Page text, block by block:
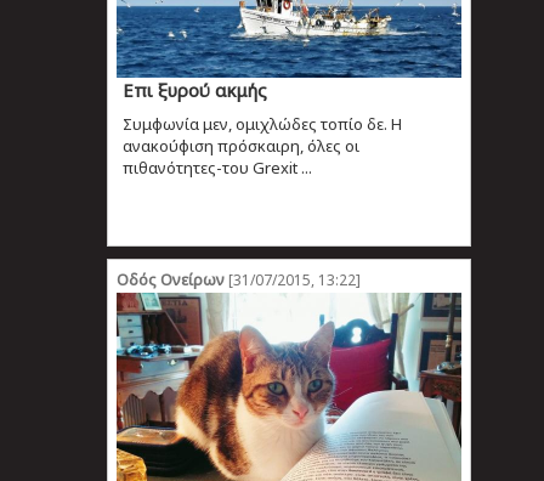
Επι ξυρού ακμής
Συμφωνία μεν, ομιχλώδες τοπίο δε. Η
ανακούφιση πρόσκαιρη, όλες οι
πιθανότητες-του Grexit ...
Οδός Ονείρων[31/07/2015, 13:22]